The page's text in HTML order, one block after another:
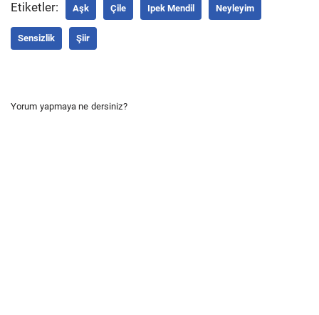
Etiketler: Aşk Çile Ipek Mendil Neyleyim
Sensizlik Şiir
Yorum yapmaya ne dersiniz?